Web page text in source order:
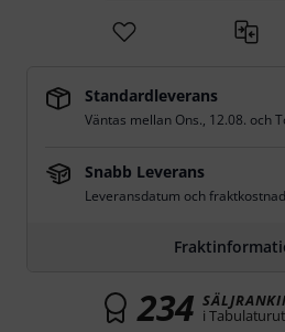
Standardleverans
Väntas mellan Ons., 12.08. och
Snabb Leverans
Leveransdatum och
234 i